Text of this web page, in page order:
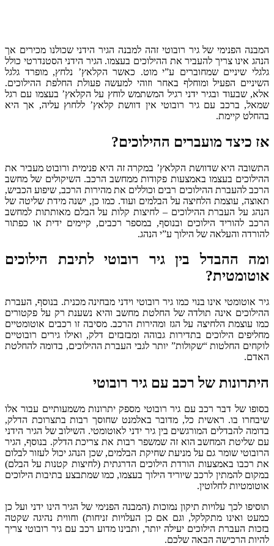
המבנה הפנימי של גיר רובוטי זהה למבנה הגיר הידני שכולנו מכירים אך
הנהג אינו צריך להעביר את ההילוכים בעצמו. הגיר הידני הסטנדרטי כולל
גלגלי שיניים שמחוברים ע”י מוט. כאשר הקלאץ’ נלחץ, מופרד גלגל
השיניים הפעיל ומוחלף באחר וזוהי למעשה פעולת החלפת ההילוכים.
אלא, שבעוד ובגיר ידני רגיל המשתמש לוחץ על הקלאץ’ בעצמו עם רגל
שמאל, ברכב עם גיר רובוטי אין דוושת קלאץ’ ללחוץ עליה, אך היא
בהחלט קיימת.
אז כיצד מועברים ההילוכים?
התשובה היא שדוושת הקלאץ’ במקרה זה היא פנימית ורובוט מעביר את
ההילוכים בעצמו באמצעות פקודות ממחשב הרכב. השיקולים של מחשב
הרכב להעברת ההילוכים רבים וכוללים את מהירות הרכב, שיפוע הכביש,
תאוצה, עוצמת הלחיצה על הבלמים ועוד. כמו כן, ישנה מידת שליטה של
הנהג על העברת ההילוכים – לחיצות קלות על הבלם מאותתות למחשב
הרכב להוריד הילוכים ובנוסף, במספר רכבים, קיימים ידית או כפתור
להורדה והעלאה של הילוך ע”י הנהג.
ומה ההבדל בין גיר רובוטי לתיבת הילוכים
אוטומטית?
גיר אוטומטי אינו בנוי כמו גיר רובוטי וידני מבחינה מכנית. בנוסף, העברת
ההילוכים אינה תולדה של החלטת מחשב והיא נשענת רק על פקטורים
כמו עוצמת הלחיצה על הגז ומהירות הרכב. מסיבה זו רכבים אוטומטיים
מחליפים הילוכים בתדירות גבוהה ומבזבזים דלק, ואילו גירים רובוטיים
לוקחים החלטות “שקולות” יותר לגבי העברת ההילוכים, בדומה להחלטת
האדם.
היתרונות של רכב עם גיר רובוטי
בסופו של דבר רכב עם גיר רובוטי מספק יתרונות משמעותיים עבור אלו
שיבחרו בו. ראשית כל, מדובר באלמנט שחוסך רבות בתצרוכת הדלק,
בדומה להבדלים המורגשים בין גיר ידני לאוטומטי. השילוב של הגיר הידני
עם שליטת המחשב הוא זה שמשפר רבות את צריכת הדלק. בנוסף, הגיר
הרובוטי שומר גם על מניעת שחיקת הבלמים, שכן הנהג יכול לעזור לבלום
את רכבו באמצעות הורדת הילוכים הדרגתית (לחיצות קטנות על הבלם)
במקום להמתין לרכב שיוריד הילוך בעצמו, כמו שמתבצע בתיבות הילוכים
אוטומטיות לחלוטין.
תוסיפו לכך עלויות תיקון נמוכות (המבנה הפנימי של הגיר הינו ידני ועל כן
כמעט ואינו מתקלקל, וגם אם כן העלויות זניחות) וחווית נהיגה שקטה
בזכות העברת הילוכים יעילה יותר, ותבינו מדוע רכב עם גיר רובוטי צריך
להיות הרכישה הבאה שלכם.